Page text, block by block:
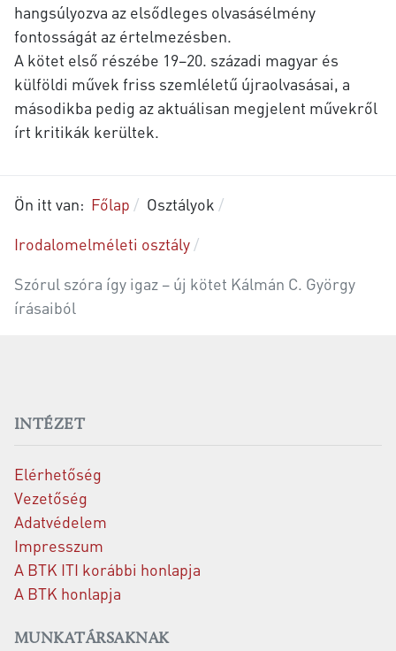
hangsúlyozva az elsődleges olvasásélmény
fontosságát az értelmezésben.
A kötet első részébe 19–20. századi magyar és
külföldi művek friss szemléletű újraolvasásai, a
másodikba pedig az aktuálisan megjelent művekről
írt kritikák kerültek.
Ön itt van: Főlap
Osztályok
Irodalomelméleti osztály
Szórul szóra így igaz − új kötet Kálmán C. György
írásaiból
INTÉZET
Elérhetőség
Vezetőség
Adatvédelem
Impresszum
A BTK ITI korábbi honlapja
A BTK honlapja
MUNKATÁRSAKNAK